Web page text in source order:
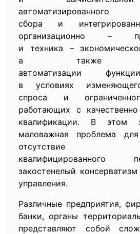
автоматизированного
сбора и
организационно –
и техника –
а также
автоматизации
в условиях
спроса и
работающих с
квалификации. В этом
маловажная проблема
отсутствие
квалифицированного
закостенелый
управления.
Различные предприятия,
банки, органы
представляют собой